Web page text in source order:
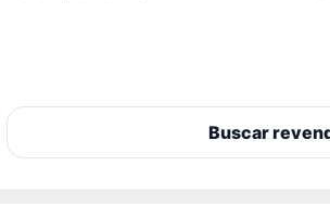
Buscar